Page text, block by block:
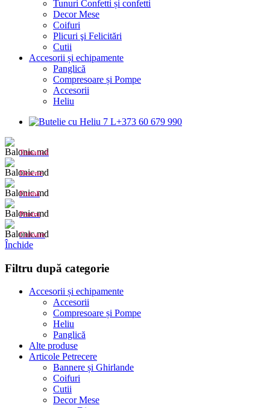
Tunuri Confetti și confetti
Decor Mese
Coifuri
Plicuri şi Felicitări
Cutii
Accesorii și echipamente
Panglică
Compresoare și Pompe
Accesorii
Heliu
+373 60 679 990
Tematică
Desene
Formă
Pentru
Culoare
Închide
Filtru după categorie
Accesorii și echipamente
Accesorii
Compresoare și Pompe
Heliu
Panglică
Alte produse
Articole Petrecere
Bannere și Ghirlande
Coifuri
Cutii
Decor Mese